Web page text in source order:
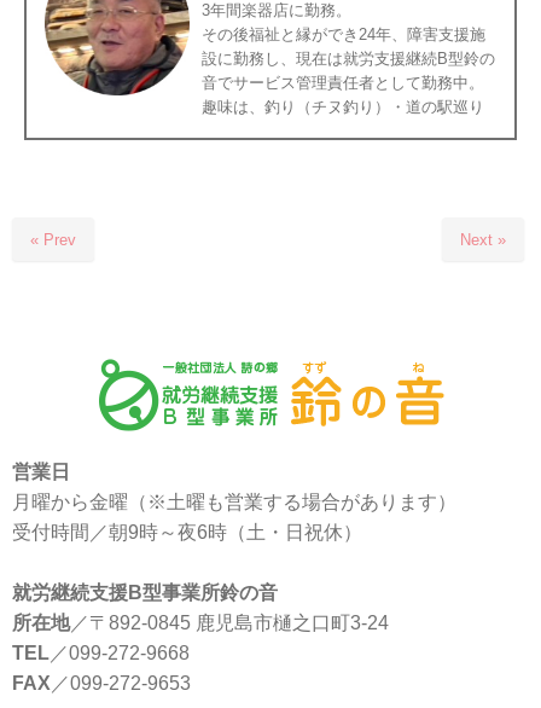
3年間楽器店に勤務。
その後福祉と縁ができ24年、障害支援施
設に勤務し、現在は就労支援継続B型鈴の
音でサービス管理責任者として勤務中。
趣味は、釣り（チヌ釣り）・道の駅巡り
« Prev Next »
営業日
月曜から金曜（※土曜も営業する場合があります）
受付時間／朝9時～夜6時（土・日祝休）
就労継続支援B型事業所鈴の音
所在地／〒892-0845 鹿児島市樋之口町3-24
TEL ／099-272-9668
FAX ／099-272-9653